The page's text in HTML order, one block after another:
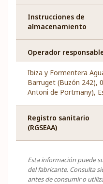
Instrucciones de
almacenamiento
Operador
Ibiza y Formentera
Barruget (Buzón 242),
Antoni de Portmany),
Registro sanitario
(RGSEAA)
Esta información puede
del fabricante. Consulta
antes de consumir o